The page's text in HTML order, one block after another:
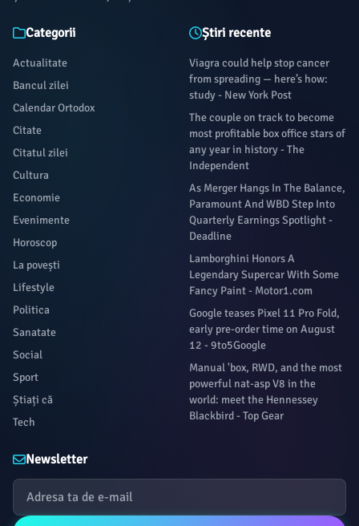
Categorii
Actualitate
Bancul zilei
Calendar Ortodox
Citate
Citatul zilei
Cultura
Economie
Evenimente
Horoscop
La povești
Lifestyle
Politica
Sanatate
Social
Sport
Știați că
Tech
Știri recente
Viagra could help stop cancer
from spreading — here’s how:
study - New York Post
The couple on track to become
most profitable box office stars of
any year in history - The
Independent
As Merger Hangs In The Balance,
Paramount And WBD Step Into
Quarterly Earnings Spotlight -
Deadline
Lamborghini Honors A
Legendary Supercar With Some
Fancy Paint - Motor1.com
Google teases Pixel 11 Pro Fold,
early pre-order time on August
12 - 9to5Google
Manual 'box, RWD, and the most
powerful nat-asp V8 in the
world: meet the Hennessey
Blackbird - Top Gear
Newsletter